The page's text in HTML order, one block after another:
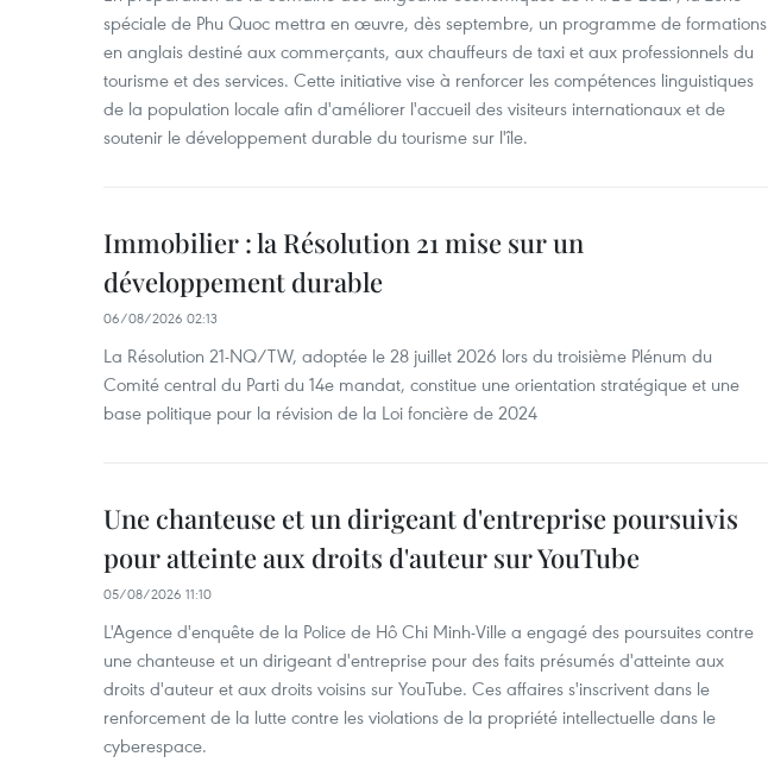
spéciale de Phu Quoc mettra en œuvre, dès septembre, un programme de formations
en anglais destiné aux commerçants, aux chauffeurs de taxi et aux professionnels du
tourisme et des services. Cette initiative vise à renforcer les compétences linguistiques
de la population locale afin d'améliorer l'accueil des visiteurs internationaux et de
soutenir le développement durable du tourisme sur l'île.
Immobilier : la Résolution 21 mise sur un
développement durable
06/08/2026 02:13
La Résolution 21-NQ/TW, adoptée le 28 juillet 2026 lors du troisième Plénum du
Comité central du Parti du 14e mandat, constitue une orientation stratégique et une
base politique pour la révision de la Loi foncière de 2024
Une chanteuse et un dirigeant d'entreprise poursuivis
pour atteinte aux droits d'auteur sur YouTube
05/08/2026 11:10
L'Agence d'enquête de la Police de Hô Chi Minh-Ville a engagé des poursuites contre
une chanteuse et un dirigeant d'entreprise pour des faits présumés d'atteinte aux
droits d'auteur et aux droits voisins sur YouTube. Ces affaires s'inscrivent dans le
renforcement de la lutte contre les violations de la propriété intellectuelle dans le
cyberespace.